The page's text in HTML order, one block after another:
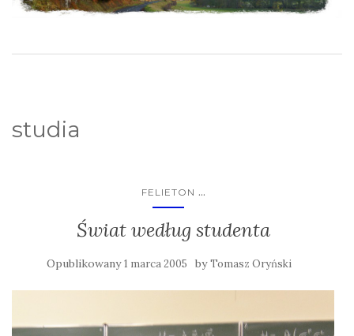
studia
FELIETON ...
Świat według studenta
Opublikowany1 marca 2005 byTomasz Oryński